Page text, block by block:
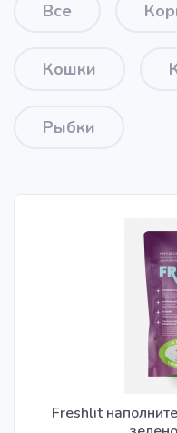
Все
Кошки
Рыбки
Freshlit